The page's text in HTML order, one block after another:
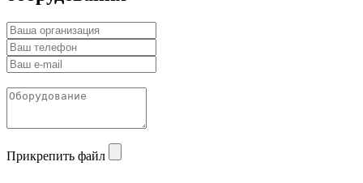
Прикрепить файл